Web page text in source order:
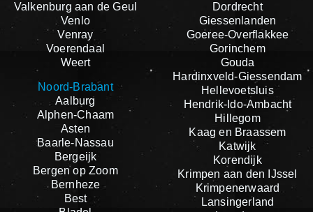
Valkenburg aan de Geul
Venlo
Venray
Voerendaal
Weert
Noord-Brabant
Aalburg
Alphen-Chaam
Asten
Baarle-Nassau
Bergeijk
Bergen op Zoom
Bernheze
Best
Dordrecht
Giessenlanden
Goeree-Overflakkee
Gorinchem
Gouda
Hardinxveld-Giessendam
Hellevoetsluis
Hendrik-Ido-Ambacht
Hillegom
Kaag en Braassem
Katwijk
Korendijk
Krimpen aan den IJssel
Krimpenerwaard
Lansingerland